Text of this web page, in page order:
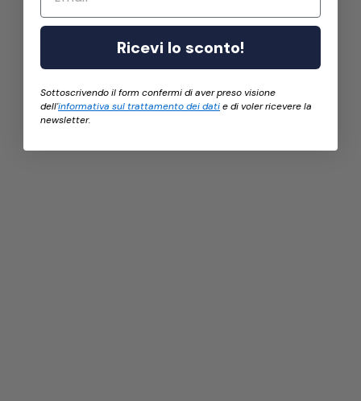
Ricevi lo sconto!
Sottoscrivendo il form confermi di aver preso visione
dell'informativa sul trattamento dei datie di voler ricevere la
newsletter.